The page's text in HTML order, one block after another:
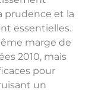
prudence et la
essentielles.
marge de
2010, mais
pour
un